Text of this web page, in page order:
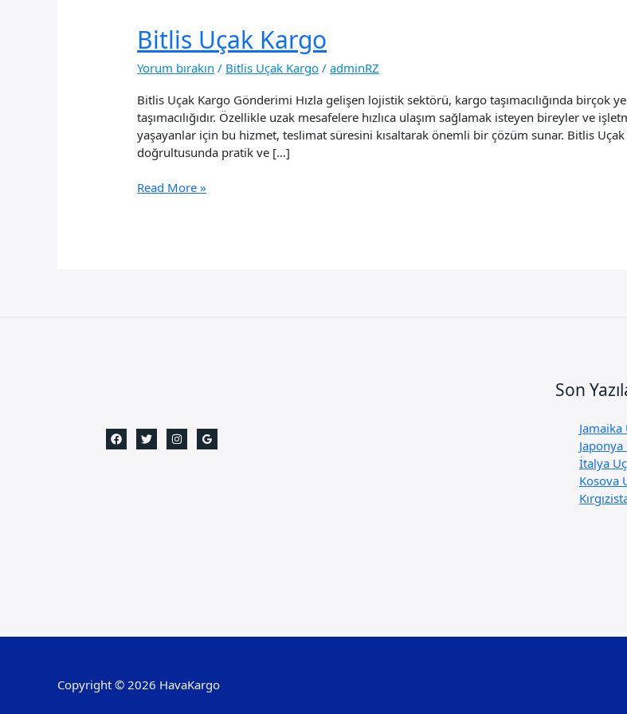
Bitlis Uçak Kargo
Yorum bırakın / Bitlis Uçak Kargo /adminRZ
Bitlis Uçak Kargo Gönderimi Hızla gelişen lojistik sektörü, kargo taşımacılığında
taşımacılığıdır. Özellikle uzak mesafelere hızlıca ulaşım sağlamak isteyen bireyler ve
yaşayanlar için bu hizmet, teslimat süresini kısaltarak önemli bir çözüm sunar. Bitlis Uçak
doğrultusunda pratik ve […]
Bitlis
Read More »
Son
İtalya
Kosova
Copyright © 2026 HavaKargo